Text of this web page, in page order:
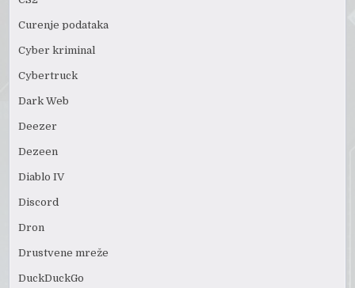
Curenje podataka
Cyber kriminal
Cybertruck
Dark Web
Deezer
Dezeen
Diablo IV
Discord
Dron
Drustvene mreže
DuckDuckGo